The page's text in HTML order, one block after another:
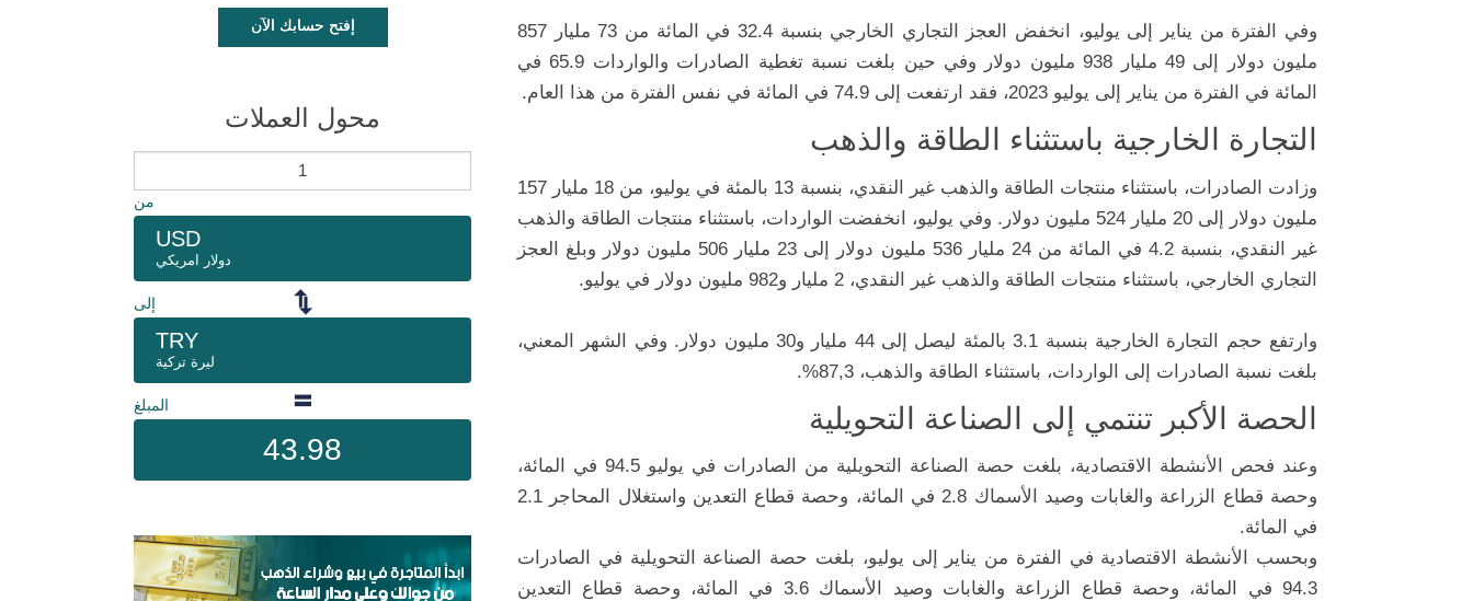
وفي الفترة من يناير إلى يوليو، انخفض العجز التجاري الخارجي بنسبة 32.4 في المائة من 73 مليار 857
مليون دولار إلى 49 مليار 938 مليون دولار
وفي حين بلغت نسبة تغطية الصادرات والواردات 65.9 في
المائة في الفترة من يناير إلى يوليو 2023، فقد ارتفعت إلى 74.9 في المائة في نفس الفترة من هذا العام.
التجارة الخارجية باستثناء الطاقة والذهب
وزادت الصادرات، باستثناء منتجات الطاقة والذهب غير النقدي، بنسبة 13 بالمئة في يوليو، من 18 مليار 157
مليون دولار إلى 20 مليار 524 مليون دولار. وفي يوليو، انخفضت الواردات، باستثناء منتجات الطاقة والذهب
غير النقدي، بنسبة 4.2 في المائة من 24 مليار 536 مليون دولار إلى 23 مليار 506 مليون دولار
وبلغ العجز
التجاري الخارجي، باستثناء منتجات الطاقة والذهب غير النقدي، 2 مليار و982 مليون دولار في يوليو.
وارتفع حجم التجارة الخارجية بنسبة 3.1 بالمئة ليصل إلى 44 مليار و30 مليون دولار. وفي الشهر المعني،
بلغت نسبة الصادرات إلى الواردات، باستثناء الطاقة والذهب، 87,3%.
الحصة الأكبر تنتمي إلى الصناعة التحويلية
وعند فحص الأنشطة الاقتصادية، بلغت حصة الصناعة التحويلية من الصادرات في يوليو 94.5 في المائة،
وحصة قطاع الزراعة والغابات وصيد الأسماك 2.8 في المائة، وحصة قطاع التعدين واستغلال المحاجر 2.1
في المائة.
وبحسب الأنشطة الاقتصادية في الفترة من يناير إلى يوليو، بلغت حصة الصناعة التحويلية في الصادرات
94.3 في المائة، وحصة قطاع الزراعة والغابات وصيد الأسماك 3.6 في المائة، وحصة قطاع التعدين
إفتح حسابك الآن
محول العملات
من
USD
دولار امريكي
إلى
TRY
ليرة تركية
المبلغ
43.98